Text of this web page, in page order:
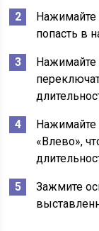
Нажимайте
попасть в
Нажимайте
Нажимайте
«Влево»,
Зажмите